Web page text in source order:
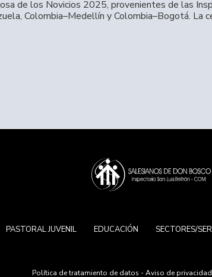
de los Novicios 2025, provenientes de las
Colombia–Medellín y Colombia–Bogotá. La
PASTORAL JUVENIL EDUCACIÓN SECTORES/
Política de tratamiento de datos -Aviso de privacidad